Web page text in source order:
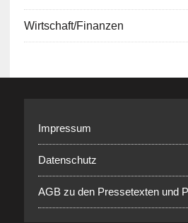
Wirtschaft/Finanzen
Impressum
Datenschutz
AGB zu den Pressetexten und